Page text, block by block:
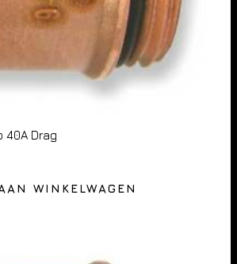
40A Drag
WINKELWAGEN